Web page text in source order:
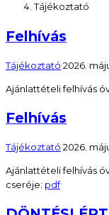
Tájékoztató
Felhívás
Tájékoztató 2026.
Ajánlattételi felhívás
Felhívás
Tájékoztató 2026.
Ajánlattételi felhívás
cseréje: pdf